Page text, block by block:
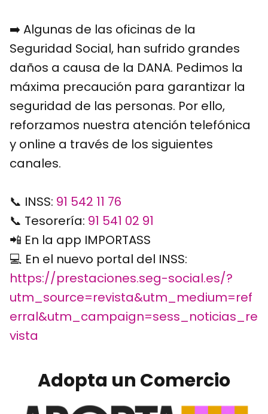
➡️ Algunas de las oficinas de la
Seguridad Social, han sufrido grandes
daños a causa de la DANA. Pedimos la
máxima precaución para garantizar la
seguridad de las personas. Por ello,
reforzamos nuestra atención telefónica
y online a través de los siguientes
canales.
📞 INSS: 91 542 11 76
📞 Tesorería: 91 541 02 91
📲 En la app IMPORTASS
💻 En el nuevo portal del INSS:
https://prestaciones.seg-social.es/?
utm_source=revista&utm_medium=ref
erral&utm_campaign=sess_noticias_re
vista
Adopta un Comercio